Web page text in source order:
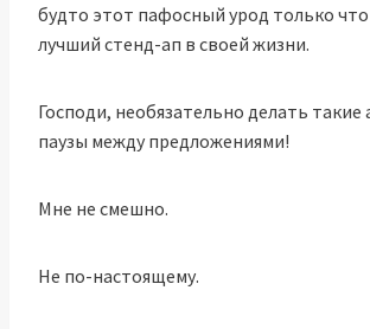
будто этот пафосный урод только что
лучший стенд-ап в своей жизни.
Господи, необязательно делать
паузы между предложениями!
Мне не смешно.
Не по-настоящему.